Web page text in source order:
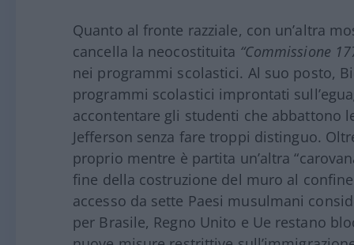
Quanto al fronte razziale, con un’altra
cancella la neocostituita “Commissione
nei programmi scolastici. Al suo posto,
programmi scolastici improntati
accontentare gli studenti che abbattono
Jefferson senza fare troppi distinguo.
proprio mentre è partita un’altra
fine della costruzione del muro al
accesso da sette Paesi musulmani
per Brasile, Regno Unito e Ue restano